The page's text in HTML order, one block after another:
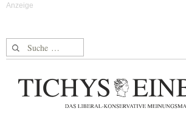
Suche nach: